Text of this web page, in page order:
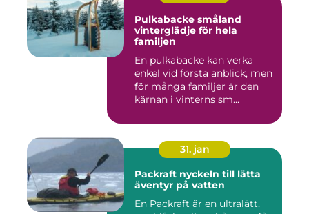
Pulkabacke småland
vinterglädje för hela
familjen
En pulkabacke kan verka
enkel vid första anblick, men
för många familjer är den
kärnan i vinterns sm...
31. jan
Packraft nyckeln till lätta
äventyr på vatten
En Packraft är en ultralätt,